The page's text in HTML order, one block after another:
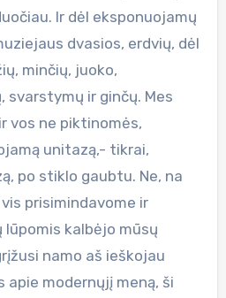
Ir dėl eksponuojamų
dvasios, erdvių, dėl
minčių, juoko,
svarstymų ir ginčų. Mes
vos ne piktinomės,
unitazą,- tikrai,
po stiklo gaubtu. Ne, na
prisimindavome ir
lūpomis kalbėjo mūsų
namo aš ieškojau
modernųjį meną, ši